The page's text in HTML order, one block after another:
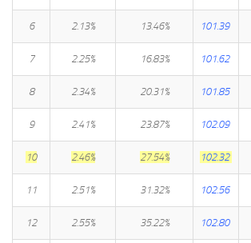
6 2.13% 13.46% 101.39
7 2.25% 16.83% 101.62
8 2.34% 20.31% 101.85
9 2.41% 23.87% 102.09
10 2.46% 27.54% 102.32
11 2.51% 31.32% 102.56
12 2.55% 35.22% 102.80